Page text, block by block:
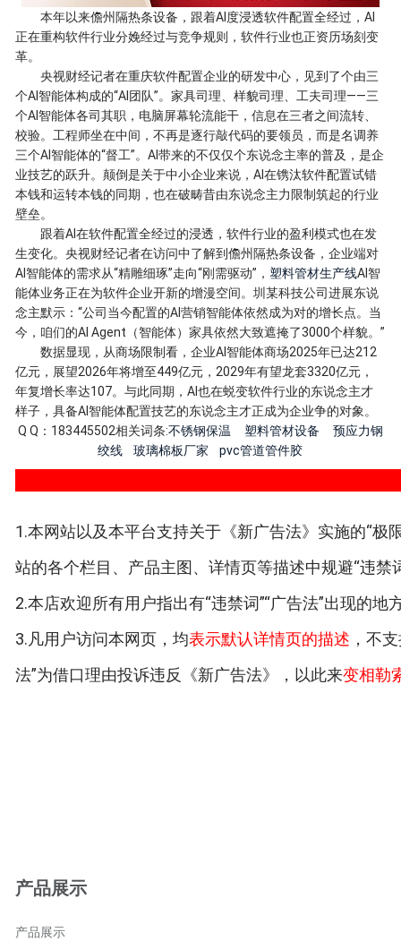
本年以来儋州隔热条设备，跟着AI度浸透软件配置全经过，AI
正在重构软件行业分娩经过与竞争规则，软件行业也正资历场刻变
革。
央视财经记者在重庆软件配置企业的研发中心，见到了个由三
个AI智能体构成的“AI团队”。家具司理、样貌司理、工夫司理——三
个AI智能体各司其职，电脑屏幕轮流能干，信息在三者之间流转、
校验。工程师坐在中间，不再是逐行敲代码的要领员，而是名调养
三个AI智能体的“督工”。AI带来的不仅仅个东说念主率的普及，是企
业技艺的跃升。颠倒是关于中小企业来说，AI在镌汰软件配置试错
本钱和运转本钱的同期，也在破畴昔由东说念主力限制筑起的行业
壁垒。
跟着AI在软件配置全经过的浸透，软件行业的盈利模式也在发
生变化。央视财经记者在访问中了解到儋州隔热条设备，企业端对
AI智能体的需求从“精雕细琢”走向“刚需驱动”， 塑料管材生产线AI智
能体业务正在为软件企业开新的增漫空间。圳某科技公司进展东说
念主默示：“公司当今配置的AI营销智能体依然成为对的增长点。当
今，咱们的AI Agent（智能体）家具依然大致遮掩了3000个样貌。”
数据显现，从商场限制看，企业AI智能体商场2025年已达212
亿元，展望2026年将增至449亿元，2029年有望龙套3320亿元，
年复增长率达107。与此同期，AI也在蜕变软件行业的东说念主才
样子，具备AI智能体配置技艺的东说念主才正成为企业争的对象。
Q Q：183445502相关词条:不锈钢保温 塑料管材设备
预应力钢
绞线
玻璃棉板厂家 pvc管道管件胶
1.本网站以及本平台支持关于《新广告法》实施的“极
站的各个栏目、产品主图、详情页等描述中规避“违禁
2.本店欢迎所有用户指出有“违禁词”“广告法”出现的地
3.凡用户访问本网页，均表示默认详情页的描述 ，不
法”为借口理由投诉违反《新广告法》，以此来变相勒
产品展示
产品展示